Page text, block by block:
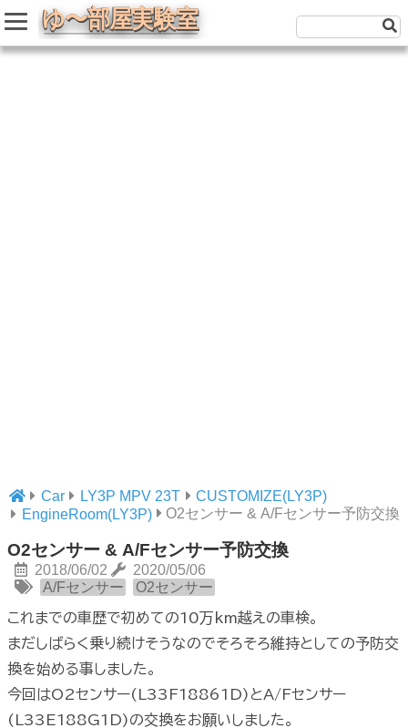
Car LY3P MPV 23T
CUSTOMIZE(LY3P)
EngineRoom(LY3P)
O2センサー & A/Fセンサー予防交換
O2センサー & A/Fセンサー予防交換
2018/06/02
2020/05/06
A/Fセンサー
O2センサー
これまでの車歴で初めての10万km越えの車検。
まだしばらく乗り続けそうなのでそろそろ維持としての予防交
換を始める事しました。
今回はO2センサー(L33F18861D)とA/Fセンサー
(L33E188G1D)の交換をお願いしました。